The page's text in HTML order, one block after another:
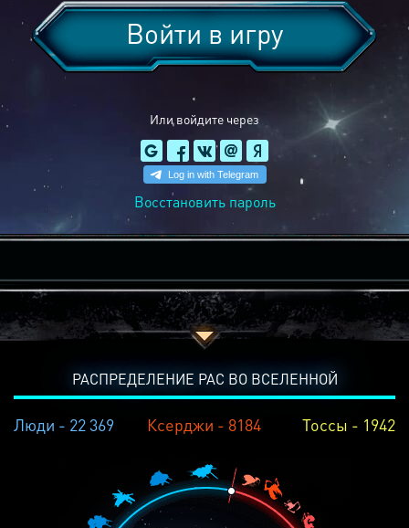
Или войдите через
Войти в игру
Восстановить пароль
РАСПРЕДЕЛЕНИЕ РАС ВО ВСЕЛЕННОЙ
Люди - 22 369 Ксерджи - 8184 Тоссы - 1942